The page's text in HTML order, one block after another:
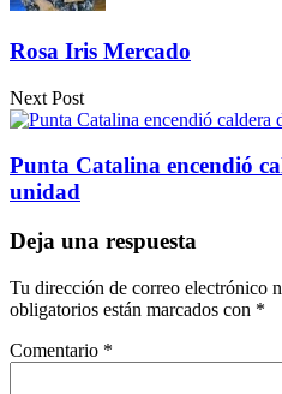
Rosa Iris Mercado
Next Post
Punta Catalina encendió
unidad
Deja una respuesta
Tu dirección de correo electrónico
obligatorios están marcados con *
Comentario *